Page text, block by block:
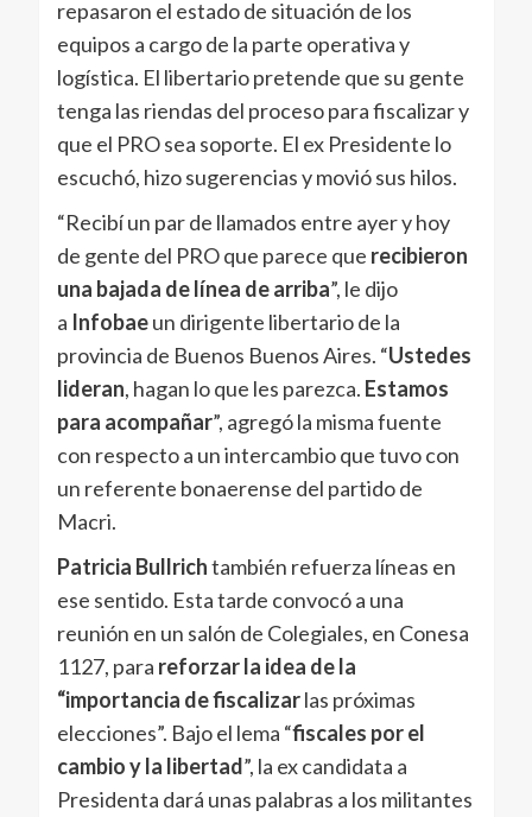
repasaron el estado de situación de los
equipos a cargo de la parte operativa y
logística. El libertario pretende que su gente
tenga las riendas del proceso para fiscalizar y
que el PRO sea soporte. El ex Presidente lo
escuchó, hizo sugerencias y movió sus hilos.
“Recibí un par de llamados entre ayer y hoy
de gente del PRO que parece que recibieron
una bajada de línea de arriba”, le dijo
a Infobaeun dirigente libertario de la
provincia de Buenos Buenos Aires. “Ustedes
lideran, hagan lo que les parezca. Estamos
para acompañar”, agregó la misma fuente
con respecto a un intercambio que tuvo con
un referente bonaerense del partido de
Macri.
Patricia Bullrichtambién refuerza líneas en
ese sentido. Esta tarde convocó a una
reunión en un salón de Colegiales, en Conesa
1127, para reforzar la idea de la
“importancia de fiscalizarlas próximas
elecciones”. Bajo el lema “fiscales por el
cambio y la libertad”, la ex candidata a
Presidenta dará unas palabras a los militantes